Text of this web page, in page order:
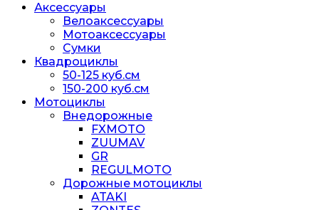
Аксессуары
Велоаксессуары
Мотоаксессуары
Сумки
Квадроциклы
50-125 куб.см
150-200 куб.см
Мотоциклы
Внедорожные
FXMOTO
ZUUMAV
GR
REGULMOTO
Дорожные мотоциклы
ATAKI